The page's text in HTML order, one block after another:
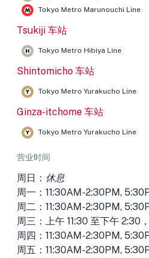
Tokyo Metro Marunouchi Line
Tsukiji 车站
Tokyo Metro Hibiya Line
Shintomicho 车站
Tokyo Metro Yurakucho Line
Ginza-itchome 车站
Tokyo Metro Yurakucho Line
营业时间
周日： 休息
周一：11:30AM-2:30PM,
周二：11:30AM-2:30PM,
周三：上午 11:30 至下午 2:30
周四：11:30AM-2:30PM,
周五：11:30AM-2:30PM,